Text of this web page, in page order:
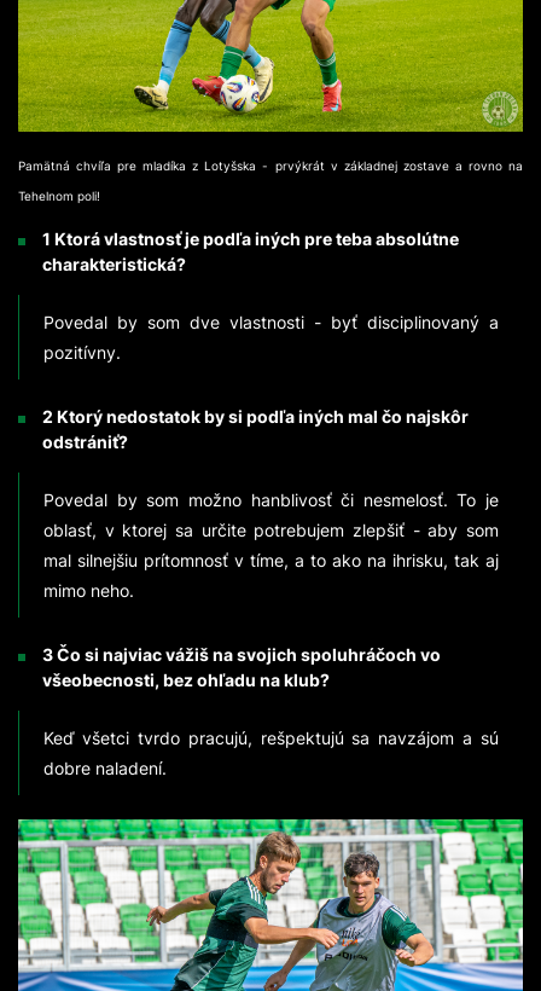
Pamätná chvíľa pre mladíka z Lotyšska - prvýkrát v základnej zostave a rovno na
Tehelnom poli!
1 Ktorá vlastnosť je podľa iných pre teba absolútne
charakteristická?
Povedal by som dve vlastnosti - byť disciplinovaný a
pozitívny.
2 Ktorý nedostatok by si podľa iných mal čo najskôr
odstrániť?
Povedal by som možno hanblivosť či nesmelosť. To je
oblasť, v ktorej sa určite potrebujem zlepšiť - aby som
mal silnejšiu prítomnosť v tíme, a to ako na ihrisku, tak aj
mimo neho.
3 Čo si najviac vážiš na svojich spoluhráčoch vo
všeobecnosti, bez ohľadu na klub?
Keď všetci tvrdo pracujú, rešpektujú sa navzájom a sú
dobre naladení.